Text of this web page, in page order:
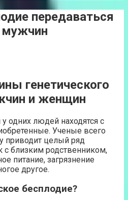
передаваться
мужчин
генетического
и женщин
одних людей находятся с
Ученые всего
приводит целый ряд
с близким родственником,
питание, загрязнение
другое.
бесплодие?